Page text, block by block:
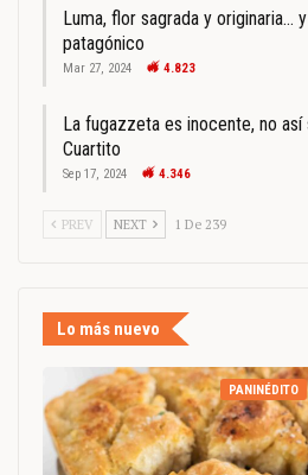
Luma, flor sagrada y originaria…
patagónico
Mar 27, 2024 4.823
La fugazzeta es inocente, no
Cuartito
Sep 17, 2024 4.346
PREV NEXT 1 De 239
Lo más nuevo
PANINÉDITO